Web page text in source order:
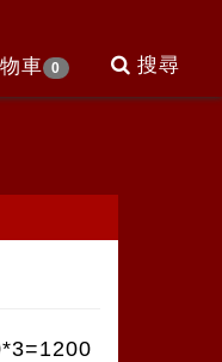
車 0 搜尋